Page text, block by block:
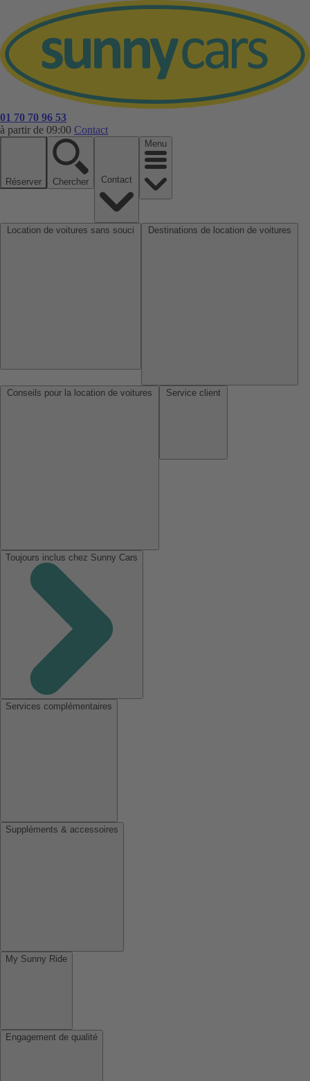
01 70 70 96 53
à partir de 09:00 Contact
Réserver Chercher
Menu
Toujours inclus chez Sunny Cars
Services complémentaires
Suppléments & accessoires
My Sunny Ride
Engagement de qualité